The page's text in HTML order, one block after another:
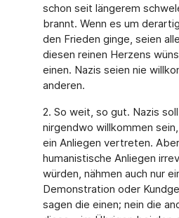
schon seit längerem
brannt. Wenn es um
den Frieden ginge, seien
diesen reinen Herzens
einen. Nazis seien nie
anderen.
2. So weit, so gut. Nazis
nirgendwo willkommen
ein Anliegen vertreten.
humanistische Anliegen
würden, nähmen auch nur
Demonstration oder
sagen die einen; nein die